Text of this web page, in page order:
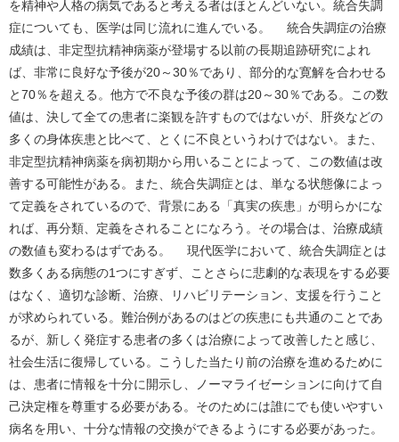
を精神や人格の病気であると考える者はほとんどいない。統合失調
症についても、医学は同じ流れに進んでいる。 統合失調症の治療
成績は、非定型抗精神病薬が登場する以前の長期追跡研究によれ
ば、非常に良好な予後が20～30％であり、部分的な寛解を合わせる
と70％を超える。他方で不良な予後の群は20～30％である。この数
値は、決して全ての患者に楽観を許すものではないが、肝炎などの
多くの身体疾患と比べて、とくに不良というわけではない。また、
非定型抗精神病薬を病初期から用いることによって、この数値は改
善する可能性がある。また、統合失調症とは、単なる状態像によっ
て定義をされているので、背景にある「真実の疾患」が明らかにな
れば、再分類、定義をされることになろう。その場合は、治療成績
の数値も変わるはずである。 現代医学において、統合失調症とは
数多くある病態の1つにすぎず、ことさらに悲劇的な表現をする必要
はなく、適切な診断、治療、リハビリテーション、支援を行うこと
が求められている。難治例があるのはどの疾患にも共通のことであ
るが、新しく発症する患者の多くは治療によって改善したと感じ、
社会生活に復帰している。こうした当たり前の治療を進めるために
は、患者に情報を十分に開示し、ノーマライゼーションに向けて自
己決定権を尊重する必要がある。そのためには誰にでも使いやすい
病名を用い、十分な情報の交換ができるようにする必要があった。